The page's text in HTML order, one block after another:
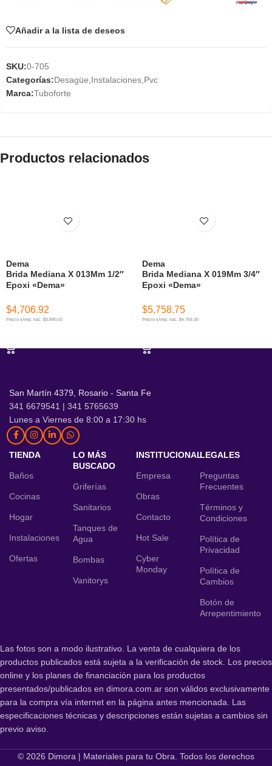
Añadir a la lista de deseos
SKU:0-705
Categorías:Desagüe,Instalaciones,Pvc
Marca:Tuboforte
Productos relacionados
Brida Mediana X 013Mm 1/2″
Epoxi «Dema»
Dema
$4,706.92
Precio s/imp. nac. $3.890,02
Brida Mediana X 019Mm 3/4″
Epoxi «Dema»
Dema
$5,758.75
Precio s/imp. nac. $4.759,30
San Martín 4379, Rosario - Santa Fe
341 6679541 | 341 5765639
Lunes a Viernes de 8:00 a 17:30 hs
TIENDA
Baños
Cocinas
Hogar
Instalaciones
Ofertas
LO MÁS
BUSCADO
Griferías
Sanitarios
Tanques de
Agua
Bombas
Vanitorys
INSTITUCIONAL
Empresa
Obras
Contacto
Hot Sale
Cyber
Monday
LEGALES
Preguntas
Frecuentes
Términos y
Condiciones
Política de
Privacidad
Política de
Cambios
Botón de
Arrepentimiento
Las fotos son a modo ilustrativo. La venta de cualquiera de los
productos publicados está sujeta a la verificación de stock. Los precios
online y los planes de financiación para los productos
presentados/publicados en dimora.com.ar son válidos exclusivamente
para la compra vía internet en la página antes mencionada. Las
especificaciones técnicas y descripciones están sujetas a cambios sin
previo aviso.
© 2026 Dimora | Materiales para tu Obra. Todos los derechos